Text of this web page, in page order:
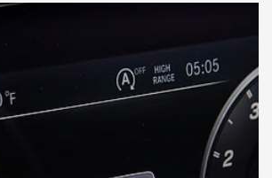
VOTRE INSPECTION AUTO en Mauritanie